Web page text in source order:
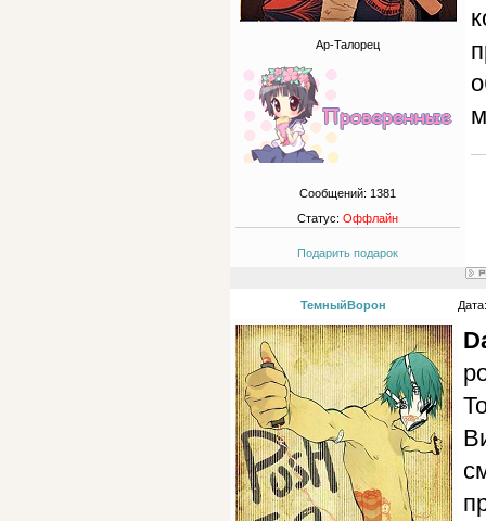
Ар-Талорец
Сообщений: 1381
Статус: Оффлайн
Подарить подарок
ТемныйВорон